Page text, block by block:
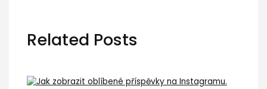
Related Posts